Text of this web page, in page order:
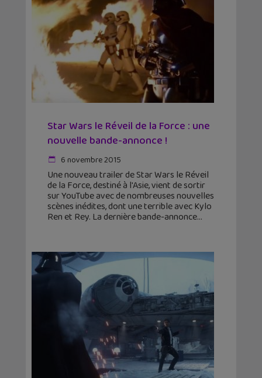
Star Wars le Réveil de la Force : une
nouvelle bande-annonce !
6 novembre 2015
Une nouveau trailer de Star Wars le Réveil
de la Force, destiné à l'Asie, vient de sortir
sur YouTube avec de nombreuses nouvelles
scènes inédites, dont une terrible avec Kylo
Ren et Rey. La dernière bande-annonce